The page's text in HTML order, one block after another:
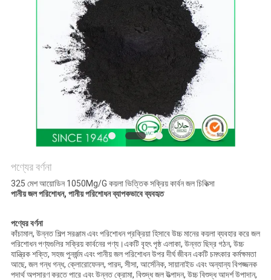
পণ্যের বর্ণনা
325 মেশ আয়োডিন 1050Mg/G কয়লা ভিত্তিক সক্রিয় কার্বন জল চিকিত্সা
পানীয় জল পরিশোধন, পানীয় পরিশোধন ব্যাপকভাবে ব্যবহৃত
পণ্যের বর্ণনা
কাঁচামাল, উন্নত শিল্প সরঞ্জাম এবং পরিশোধন প্রক্রিয়া হিসাবে উচ্চ মানের কয়লা ব্যবহার করে জল
পরিশোধন পণ্যগুলির সক্রিয় কার্বনের পণ্য।একটি বৃহৎ পৃষ্ঠ এলাকা, উন্নত ছিদ্র গঠন, উচ্চ
যান্ত্রিক শক্তি, সহজ পুনর্জন্ম এবং পানীয় জল পরিশোধন উপর দীর্ঘ জীবন একটি চমৎকার কর্মক্ষমতা
আছে, জল গন্ধ গন্ধ, ক্লোরোফেনল, পারদ, সীসা, আর্সেনিক, সায়ানাইড এবং অন্যান্য বিপজ্জনক
পদার্থ অপসারণ করতে পারে এবং উন্নত ক্রোমা, বিশুদ্ধ জল উত্পাদন, উচ্চ বিশুদ্ধ আদর্শ উপাদান,